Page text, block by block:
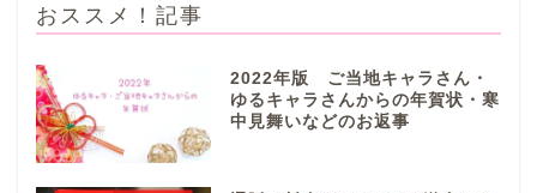
おススメ！記事
2022年版 ご当地キャラさん・
ゆるキャラさんからの年賀状・寒
中見舞いなどのお返事
ぎふまるけとは。